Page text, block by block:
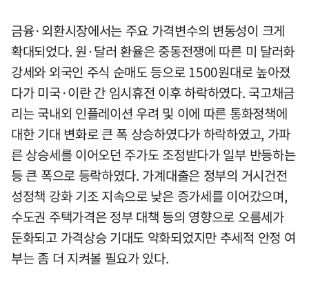
금융·외환시장에서는 주요 가격변수의 변동성이 크게
확대되었다. 원·달러 환율은 중동전쟁에 따른 미 달러화
강세와 외국인 주식 순매도 등으로 1500원대로 높아졌
다가 미국·이란 간 임시휴전 이후 하락하였다. 국고채금
리는 국내외 인플레이션 우려 및 이에 따른 통화정책에
대한 기대 변화로 큰 폭 상승하였다가 하락하였고, 가파
른 상승세를 이어오던 주가도 조정받다가 일부 반등하는
등 큰 폭으로 등락하였다. 가계대출은 정부의 거시건전
성정책 강화 기조 지속으로 낮은 증가세를 이어갔으며,
수도권 주택가격은 정부 대책 등의 영향으로 오름세가
둔화되고 가격상승 기대도 약화되었지만 추세적 안정 여
부는 좀 더 지켜볼 필요가 있다.